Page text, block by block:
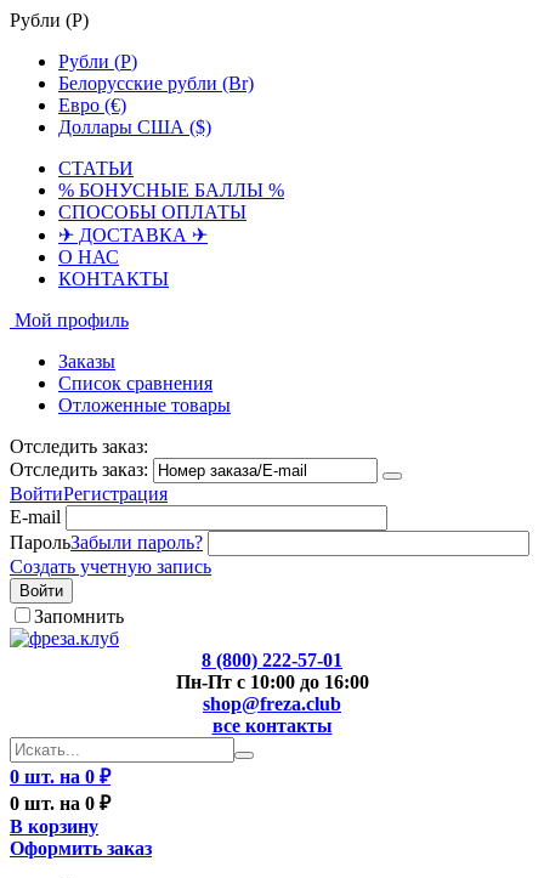
Рубли (Р)
Рубли (Р)
Белорусские рубли (Br)
Евро (€)
Доллары США ($)
СТАТЬИ
% БОНУСНЫЕ БАЛЛЫ %
СПОСОБЫ ОПЛАТЫ
✈ ДОСТАВКА ✈
О НАС
КОНТАКТЫ
Мой профиль
Заказы
Список сравнения
Отложенные товары
Отследить заказ:
Отследить заказ:
ВойтиРегистрация
E-mail
ПарольЗабыли пароль?
Создать учетную запись
Войти
Запомнить
8 (800) 222-57-01
Пн-Пт с 10:00 до 16:00
shop@freza.club
все контакты
0 шт. на 0 ₽
0 шт. на 0 ₽
В корзину
Оформить заказ